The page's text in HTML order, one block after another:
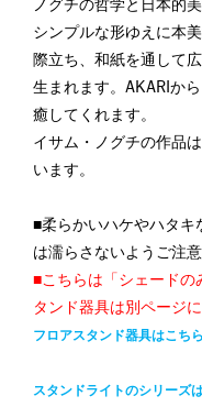
ノグチの哲学と日本的
シンプルな形ゆえに本
際立ち、和紙を通して
生まれます。AKARIか
癒してくれます。
イサム・ノグチの作品
います。
■柔らかいハケやハタキ
は濡らさないようご注意
■こちらは「シェードの
タンド器具は別ページ
フロアスタンド器具はこちら
スタンドライトのシリーズ